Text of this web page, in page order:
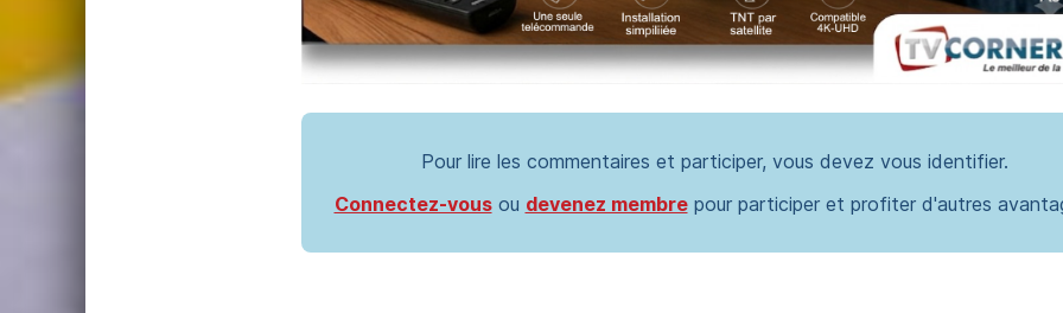
Pour lire les commentaires et participer, vous devez vous identifier.
Connectez-vousou devenez membrepour participer et profiter d'autres